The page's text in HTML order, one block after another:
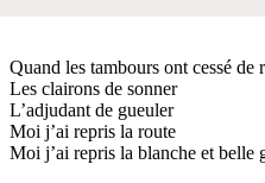
Quand les tambours ont cessé de
Les clairons de sonner
L’adjudant de gueuler
Moi j’ai repris la route
Moi j’ai repris la blanche et belle